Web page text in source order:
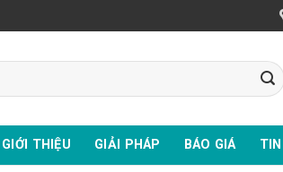
GIỚI THIỆU GIẢI PHÁP BÁO GIÁ